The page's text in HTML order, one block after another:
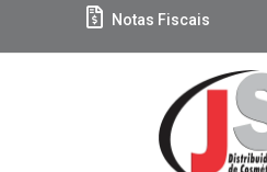
Notas Fiscais